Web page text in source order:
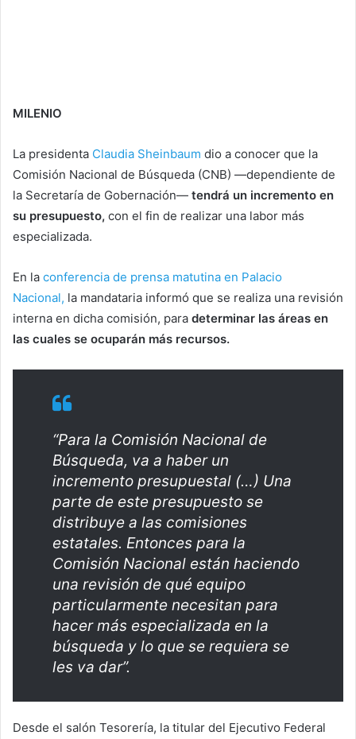
MILENIO
La presidenta Claudia Sheinbaum dio a conocer que la
Comisión Nacional de Búsqueda (CNB) —dependiente de
la Secretaría de Gobernación— tendrá un incremento en
su presupuesto, con el fin de realizar una labor más
especializada.
En la conferencia de prensa matutina en Palacio
Nacional, la mandataria informó que se realiza una revisión
interna en dicha comisión, para determinar las áreas en
las cuales se ocuparán más recursos.
​“Para la Comisión Nacional de
Búsqueda, va a haber un
incremento presupuestal (…) Una
parte de este presupuesto se
distribuye a las comisiones
estatales. Entonces para la
Comisión Nacional están haciendo
una revisión de qué equipo
particularmente necesitan para
hacer más especializada en la
búsqueda y lo que se requiera se
les va dar”.
Desde el salón Tesorería, la titular del Ejecutivo Federal